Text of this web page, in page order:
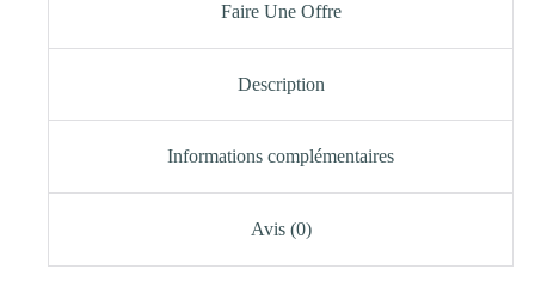
Faire Une Offre
Description
Informations complémentaires
Avis (0)